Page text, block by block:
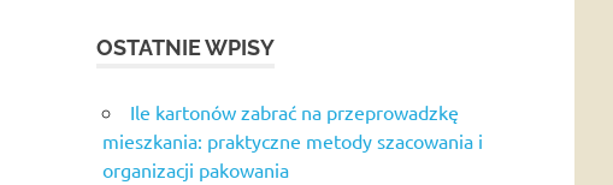
OSTATNIE WPISY
Ile kartonów zabrać na przeprowadzkę
mieszkania: praktyczne metody szacowania i
organizacji pakowania